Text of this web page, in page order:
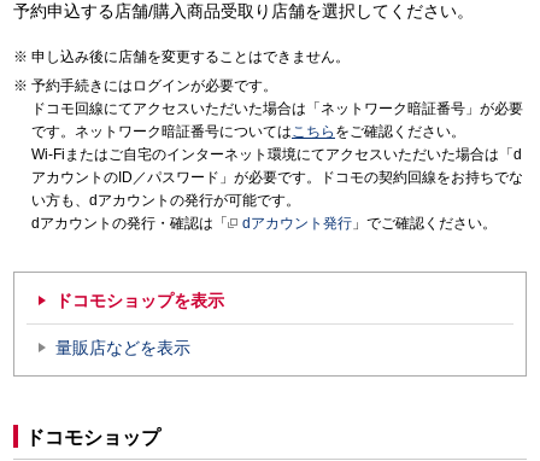
予約申込する店舗/購入商品受取り店舗を選択してください。
申し込み後に店舗を変更することはできません。
予約手続きにはログインが必要です。
ドコモ回線にてアクセスいただいた場合は「ネットワーク暗証番号」が必要
です。ネットワーク暗証番号についてはこちら をご確認ください。
Wi-Fiまたはご自宅のインターネット環境にてアクセスいただいた場合は「d
アカウントのID／パスワード」が必要です。ドコモの契約回線をお持ちでな
い方も、dアカウントの発行が可能です。
dアカウントの発行・確認は「
dアカウント発行 」でご確認ください。
ドコモショップを表示
量販店などを表示
ドコモショップ